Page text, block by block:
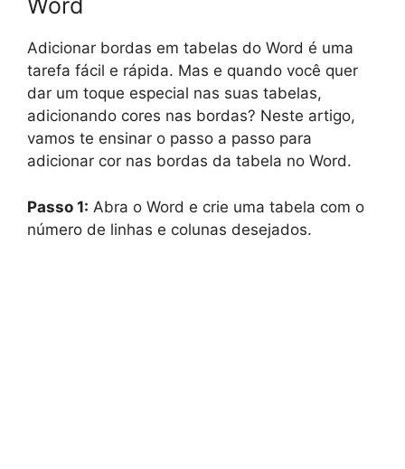
Word
Adicionar bordas em tabelas do Word é uma
tarefa fácil e rápida. Mas e quando você quer
dar um toque especial nas suas tabelas,
adicionando cores nas bordas? Neste artigo,
vamos te ensinar o passo a passo para
adicionar cor nas bordas da tabela no Word.
Passo 1: Abra o Word e crie uma tabela com o
número de linhas e colunas desejados.